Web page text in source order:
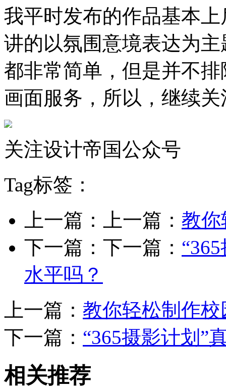
我平时发布的作品基本
讲的以氛围意境表达为
都非常简单，但是并不
画面服务，所以，继续
关注设计帝国公众号
Tag标签：
上一篇：上一篇： 教你
下一篇：下一篇：
水平吗？
上一篇： 教你轻松制作
下一篇： “365摄影计划”
相关推荐